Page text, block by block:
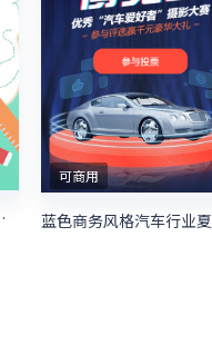
片投票
可商用